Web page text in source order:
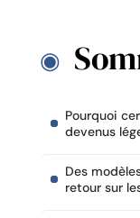
Pourquoi
devenus
Des
retour sur